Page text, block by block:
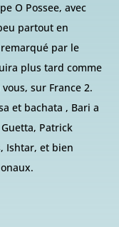
O Possee, avec
partout en
remarqué par le
plus tard comme
sur France 2.
et bachata , Bari a
Patrick
Ishtar, et bien